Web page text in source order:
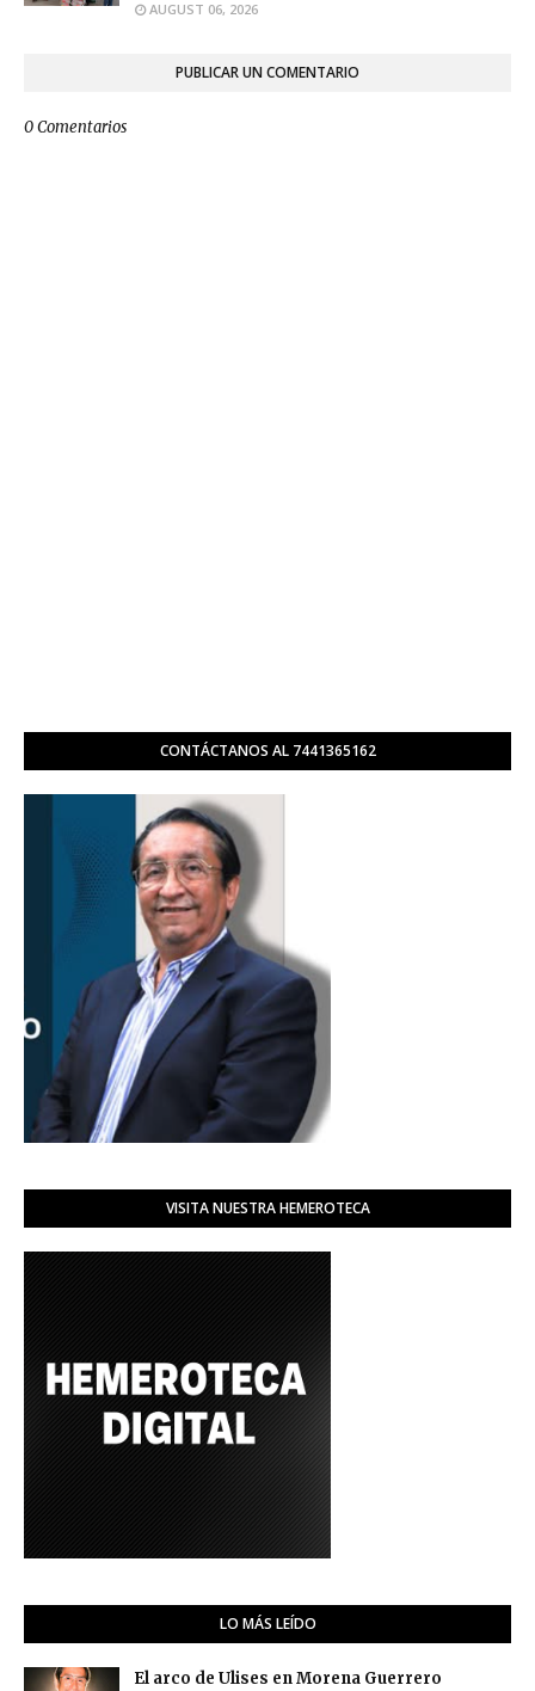
AUGUST 06, 2026
PUBLICAR UN COMENTARIO
0 Comentarios
CONTÁCTANOS AL 7441365162
VISITA NUESTRA HEMEROTECA
LO MÁS LEÍDO
El arco de Ulises en Morena Guerrero